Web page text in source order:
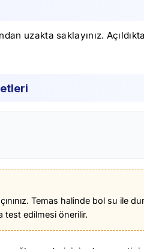
uzakta saklayınız.
Temas halinde bol su ile
test edilmesi önerilir.